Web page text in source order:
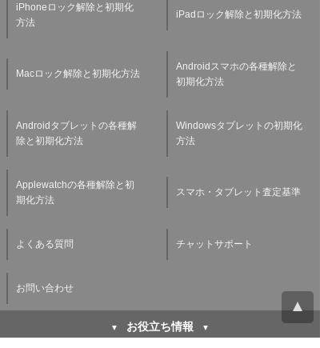
iPhoneロック解除と初期化
方法
iPadロック解除と初期化方法
Macロック解除と初期化方法
Androidスマホの各種解除と
初期化方法
Androidタブレットの各種解
除と初期化方法
Windowsタブレットの初期化
方法
Applewatchの各種解除と初
期化方法
スマホ・タブレット査定基準
よくある質問 チャットサポート
お問い合わせ
お役立ち情報